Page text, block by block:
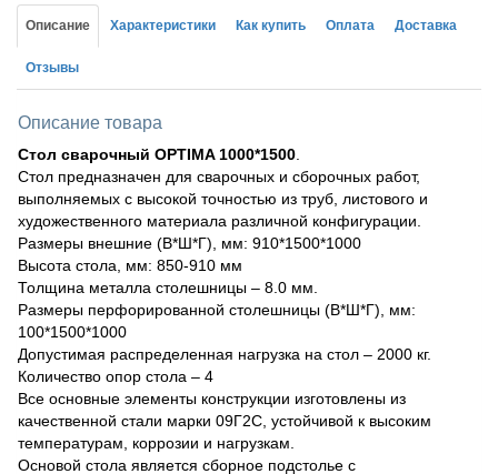
Описание Характеристики Как купить Оплата Доставка
Отзывы
Описание товара
Стол сварочный OPTIMA 1000*1500
Стол предназначен для сварочных и сборочных работ,
выполняемых с высокой точностью из труб, листового и
художественного материала различной конфигурации.
Размеры внешние (В*Ш*Г), мм: 910*1500*1000
Высота стола, мм: 850-910 мм
Толщина металла столешницы – 8.0 мм.
Размеры перфорированной столешницы (В*Ш*Г), мм:
100*1500*1000
Допустимая распределенная нагрузка на стол – 2000 кг.
Количество опор стола – 4
Все основные элементы конструкции изготовлены из
качественной стали марки 09Г2С, устойчивой к высоким
температурам, коррозии и нагрузкам.
Основой стола является сборное подстолье с